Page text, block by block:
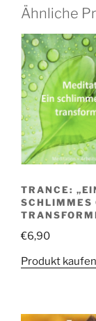
Ähnliche
TRANCE:
SCHLIMMES
€6,90
Produkt kaufen